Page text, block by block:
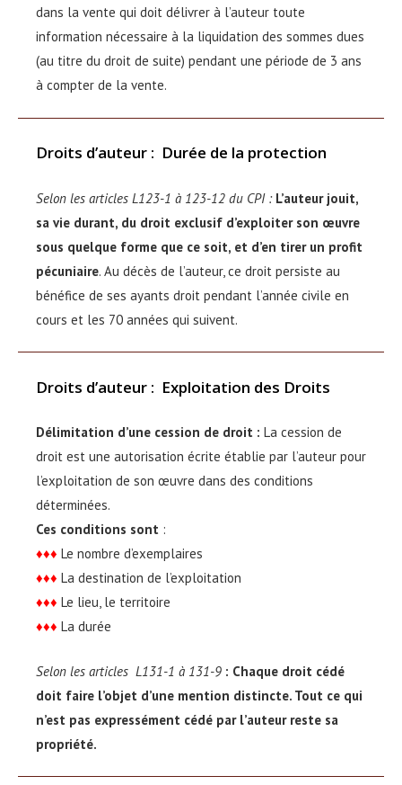
dans la vente qui doit délivrer à l’auteur toute
information nécessaire à la liquidation des sommes dues
(au titre du droit de suite) pendant une période de 3 ans
à compter de la vente.
Droits d’auteur : Durée de la protection
Selon les articles L123-1 à 123-12 du CPI : L’auteur jouit,
sa vie durant, du droit exclusif d’exploiter son œuvre
sous quelque forme que ce soit, et d’en tirer un profit
pécuniaire. Au décès de l’auteur, ce droit persiste au
bénéfice de ses ayants droit pendant l’année civile en
cours et les 70 années qui suivent.
Droits d’auteur : Exploitation des Droits
Délimitation d’une cession de droit : La cession de
droit est une autorisation écrite établie par l’auteur pour
l’exploitation de son œuvre dans des conditions
déterminées.
Ces conditions sont :
♦♦♦ Le nombre d’exemplaires
♦♦♦ La destination de l’exploitation
♦♦♦ Le lieu, le territoire
♦♦♦ La durée
Selon les articles L131-1 à 131-9 : Chaque droit cédé
doit faire l’objet d’une mention distincte. Tout ce qui
n’est pas expressément cédé par l’auteur reste sa
propriété.